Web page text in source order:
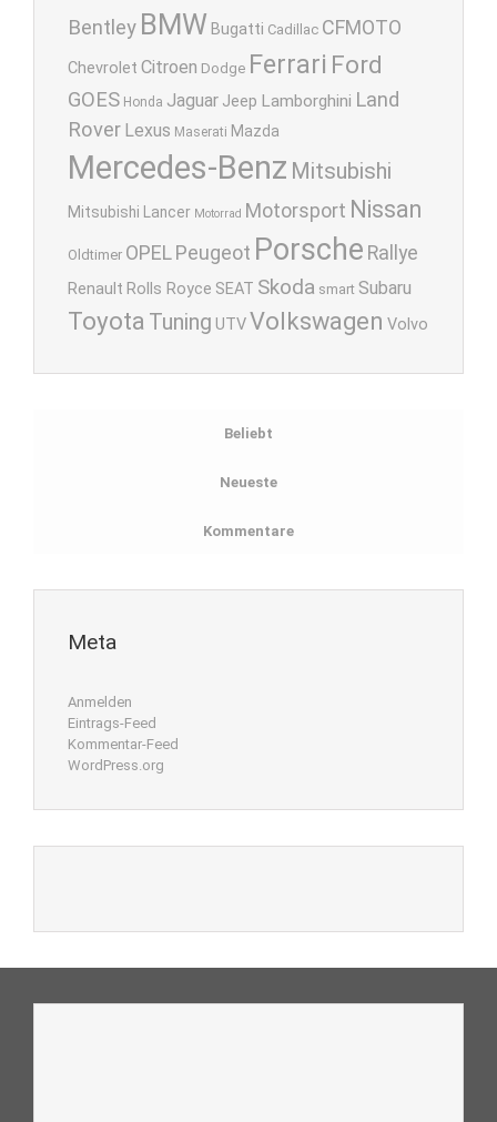
Bentley BMW Bugatti Cadillac CFMOTO
Chevrolet Citroen Dodge Ferrari Ford
GOES Honda Jaguar Jeep Lamborghini Land
Rover Lexus Maserati Mazda
Mercedes-Benz Mitsubishi
Mitsubishi Lancer Motorrad Motorsport Nissan
Oldtimer OPELPeugeot Porsche Rallye
Renault Rolls Royce SEAT Skoda smart Subaru
Toyota Tuning UTVVolkswagen Volvo
Beliebt
Neueste
Kommentare
Meta
Anmelden
Eintrags-Feed
Kommentar-Feed
WordPress.org